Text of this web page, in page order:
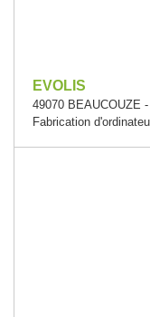
EVOLIS
49070 BEAUCOUZE
Fabrication